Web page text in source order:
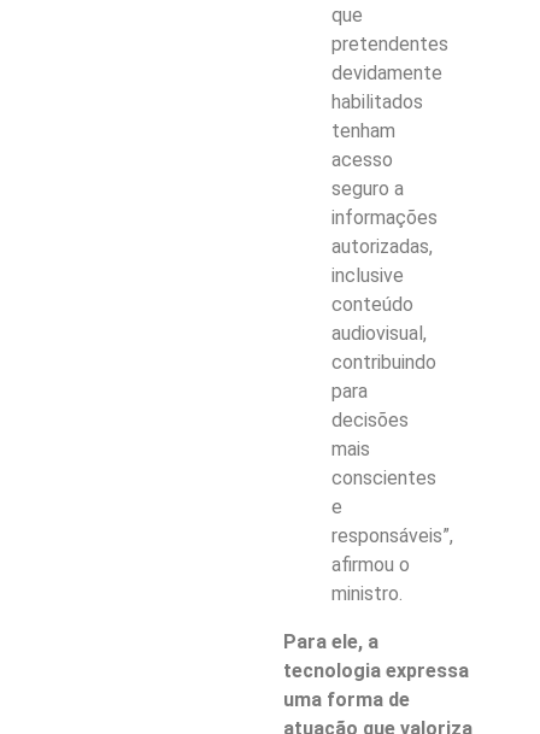
que
pretendentes
devidamente
habilitados
tenham
acesso
seguro a
informações
autorizadas,
inclusive
conteúdo
audiovisual,
contribuindo
para
decisões
mais
conscientes
e
responsáveis”,
afirmou o
ministro.
Para ele, a
tecnologia expressa
uma forma de
atuação que valoriza